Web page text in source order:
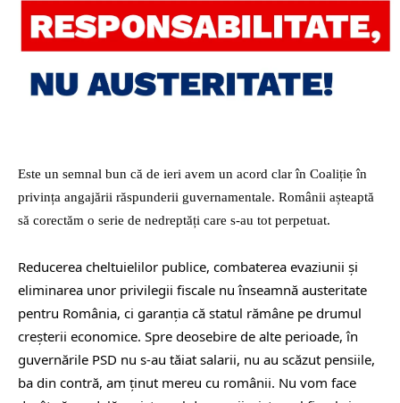
Este un semnal bun că de ieri avem un acord clar în Coaliție în
privința angajării răspunderii guvernamentale. Românii așteaptă
să corectăm o serie de nedreptăți care s-au tot perpetuat.
Reducerea cheltuielilor publice, combaterea evaziunii și
eliminarea unor privilegii fiscale nu înseamnă austeritate
pentru România, ci garanția că statul rămâne pe drumul
creșterii economice. Spre deosebire de alte perioade, în
guvernările PSD nu s-au tăiat salarii, nu au scăzut pensiile,
ba din contră, am ținut mereu cu românii. Nu vom face